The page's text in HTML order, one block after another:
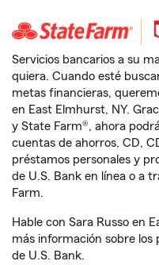
Servicios bancarios a su
quiera. Cuando esté
metas financieras,
en East Elmhurst, NY.
y State Farm®, ahora
cuentas de ahorros, CD,
préstamos personales y
de U.S. Bank en línea o a
Farm.
Hable con Sara Russo en
más información sobre los
de U.S. Bank.